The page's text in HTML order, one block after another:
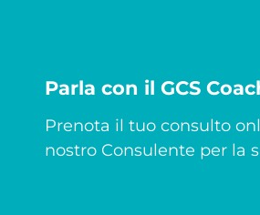
Parla con il GCS
Prenota il tuo consulto
nostro Consulente per la